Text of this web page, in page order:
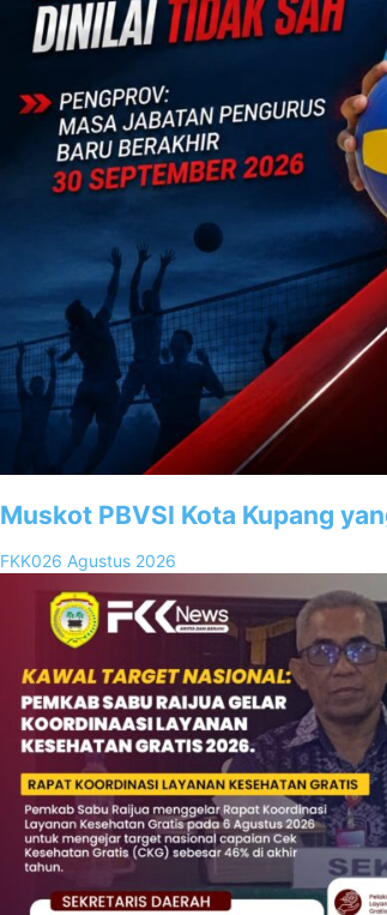
Muskot PBVSI Kota Kupang
FKK026 Agustus 2026